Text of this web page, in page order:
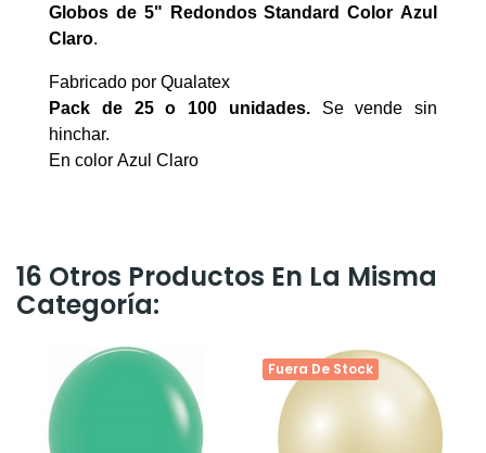
Globos de 5" Redondos Standard Color Azul
Claro.
Fabricado por Qualatex
Pack de 25 o 100 unidades.Se vende sin
hinchar.
En color Azul Claro
16 Otros Productos En La Misma
Categoría:
Fuera De Stock